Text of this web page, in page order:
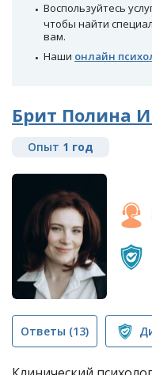
Воспользуйтесь
чтобы найти
вам.
Наши онлайн
Брит Полина
Опыт 1 год
Ответы (13)